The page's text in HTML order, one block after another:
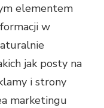
elementem
w
jak posty na
i strony
marketingu